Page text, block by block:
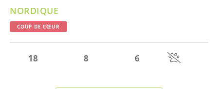
NORDIQUE
COUP DE CŒUR
18 8 6